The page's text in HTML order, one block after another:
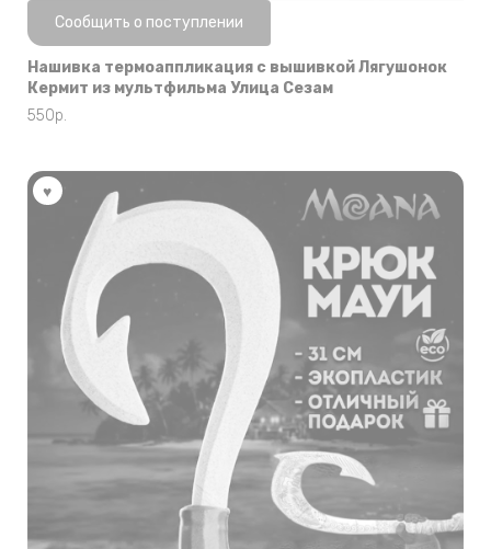
Нет в наличии
Сообщить о поступлении
Нашивка термоаппликация с вышивкой Лягушонок
Кермит из мультфильма Улица Сезам
550р.